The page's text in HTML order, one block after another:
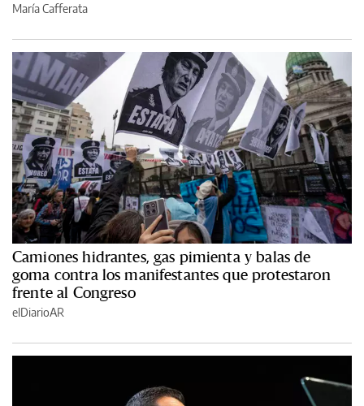
María Cafferata
Camiones hidrantes, gas pimienta y balas de
goma contra los manifestantes que protestaron
frente al Congreso
elDiarioAR